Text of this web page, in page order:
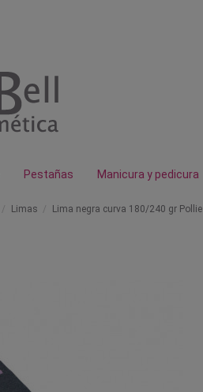
Pestañas Manicura y pedicura
Limas Lima negra curva 180/240 gr Pollie